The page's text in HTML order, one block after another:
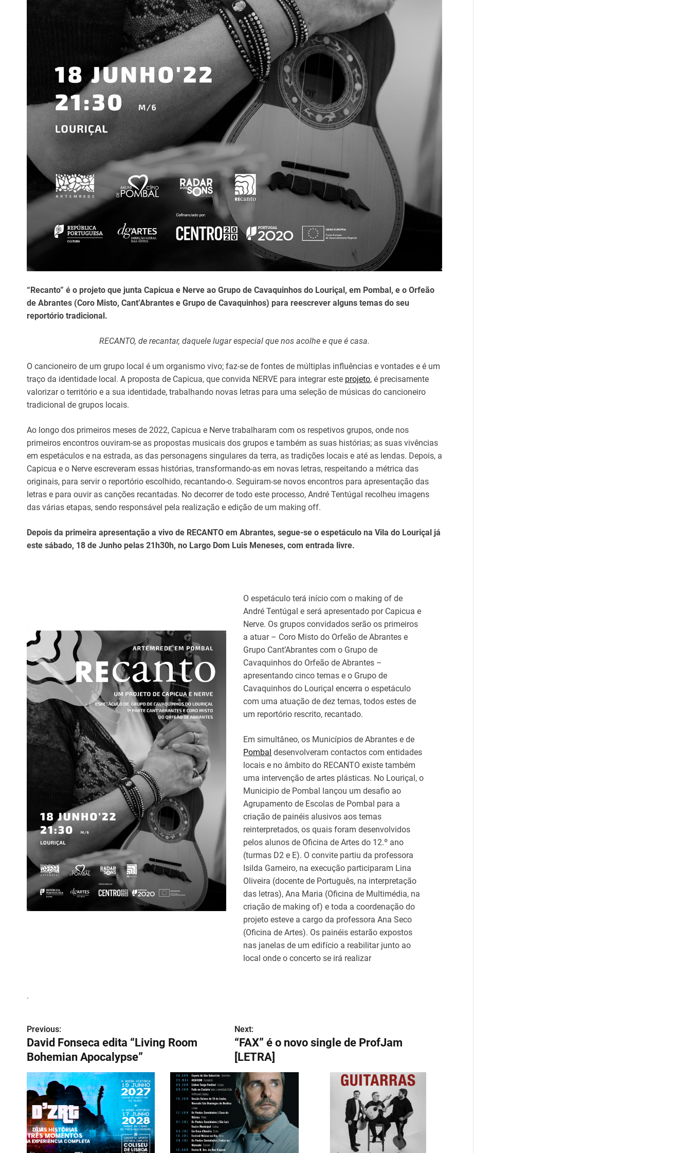
“Recanto” é o projeto que junta Capicua e Nerve ao Grupo de Cavaquinhos do Louriçal, em Pombal, e o Orfeão
de Abrantes (Coro Misto, Cant’Abrantes e Grupo de Cavaquinhos) para reescrever alguns temas do seu
reportório tradicional.
RECANTO, de recantar, daquele lugar especial que nos acolhe e que é casa.
O cancioneiro de um grupo local é um organismo vivo; faz-se de fontes de múltiplas influências e vontades e é um
traço da identidade local. A proposta de Capicua, que convida NERVE para integrar este projeto, é precisamente
valorizar o território e a sua identidade, trabalhando novas letras para uma seleção de músicas do cancioneiro
tradicional de grupos locais.
Ao longo dos primeiros meses de 2022, Capicua e Nerve trabalharam com os respetivos grupos, onde nos
primeiros encontros ouviram-se as propostas musicais dos grupos e também as suas histórias; as suas vivências
em espetáculos e na estrada, as das personagens singulares da terra, as tradições locais e até as lendas. Depois, a
Capicua e o Nerve escreveram essas histórias, transformando-as em novas letras, respeitando a métrica das
originais, para servir o reportório escolhido, recantando-o. Seguiram-se novos encontros para apresentação das
letras e para ouvir as canções recantadas. No decorrer de todo este processo, André Tentúgal recolheu imagens
das várias etapas, sendo responsável pela realização e edição de um making off.
Depois da primeira apresentação a vivo de RECANTO em Abrantes, segue-se o espetáculo na Vila do Louriçal já
este sábado, 18 de Junho pelas 21h30h, no Largo Dom Luis Meneses, com entrada livre.
O espetáculo terá início com o making of de
André Tentúgal e será apresentado por Capicua e
Nerve. Os grupos convidados serão os primeiros
a atuar – Coro Misto do Orfeão de Abrantes e
Grupo Cant’Abrantes com o Grupo de
Cavaquinhos do Orfeão de Abrantes –
apresentando cinco temas e o Grupo de
Cavaquinhos do Louriçal encerra o espetáculo
com uma atuação de dez temas, todos estes de
um reportório rescrito, recantado.
Em simultâneo, os Municípios de Abrantes e de
Pombal desenvolveram contactos com entidades
locais e no âmbito do RECANTO existe também
uma intervenção de artes plásticas. No Louriçal, o
Municipio de Pombal lançou um desafio ao
Agrupamento de Escolas de Pombal para a
criação de painéis alusivos aos temas
reinterpretados, os quais foram desenvolvidos
pelos alunos de Oficina de Artes do 12.º ano
(turmas D2 e E). O convite partiu da professora
Isilda Gameiro, na execução participaram Lina
Oliveira (docente de Português, na interpretação
das letras), Ana Maria (Oficina de Multimédia, na
criação de making of) e toda a coordenação do
projeto esteve a cargo da professora Ana Seco
(Oficina de Artes). Os painéis estarão expostos
nas janelas de um edifício a reabilitar junto ao
local onde o concerto se irá realizar
.
N
a
v
e
g
a
ç
Previous:
David Fonseca edita “Living Room
Bohemian Apocalypse”
Next:
“FAX” é o novo single de ProfJam
[LETRA]